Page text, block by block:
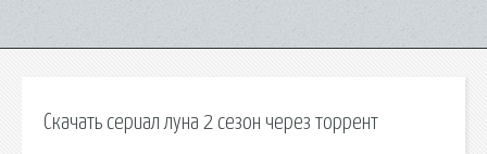
Скачать сериал луна 2 сезон через торрент